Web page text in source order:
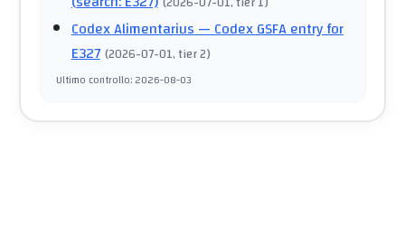
Codex Alimentarius— Codex GSFA entry for
E327 (2026-07-01, tier 2)
Ultimo controllo:2026-08-03